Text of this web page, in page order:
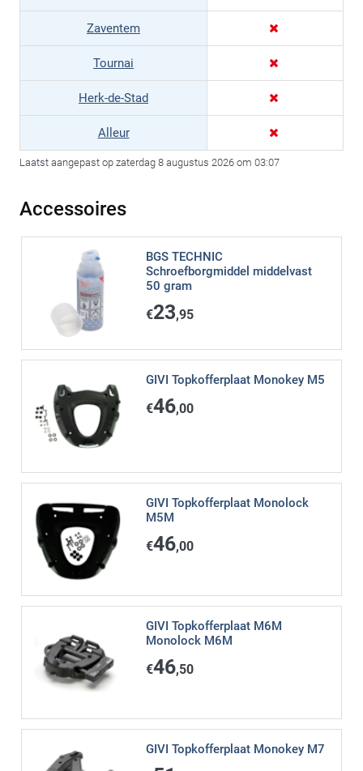
Zaventem
Tournai
Herk-de-Stad
Alleur
Laatst aangepast op zaterdag 8 augustus 2026 om 03:07
Accessoires
BGS TECHNIC
Schroefborgmiddel middelvast
50 gram
€23,95
GIVI Topkofferplaat Monokey M5
€46,00
GIVI Topkofferplaat Monolock
M5M
€46,00
GIVI Topkofferplaat M6M
Monolock M6M
€46,50
GIVI Topkofferplaat Monokey M7